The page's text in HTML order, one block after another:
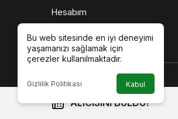
ALICISINI BULDU!
Bu web sitesinde en iyi deneyimi
yaşamanızı sağlamak için
çerezler kullanılmaktadır.
Gizlilik Politikası Kabul
Hesabım
Gizlilik politikası